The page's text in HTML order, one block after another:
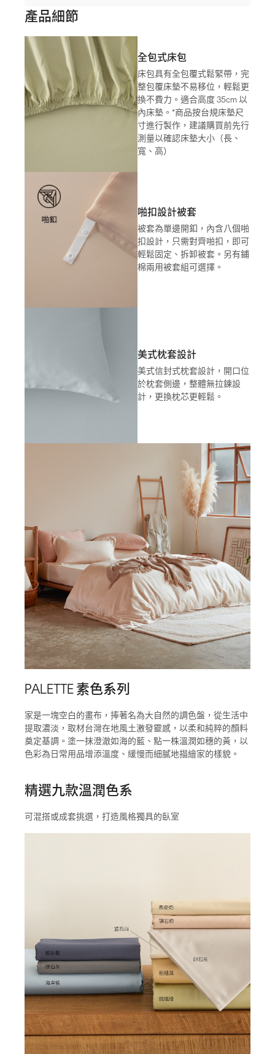
產品細節
全包式床包
床包具有全包覆式鬆緊帶，完
整包覆床墊不易移位，輕鬆更
換不費力。適合高度 35cm 以
內床墊。*商品按台規床墊尺
寸進行製作，建議購買前先行
測量以確認床墊大小（長、
寬、高）
啪扣設計被套
被套為單邊開釦，內含八個啪
扣設計，只需對齊啪扣，即可
輕鬆固定、拆卸被套。另有鋪
棉兩用被套組可選擇。
美式枕套設計
美式信封式枕套設計，開口位
於枕套側邊，整體無拉鍊設
計，更換枕芯更輕鬆。
PALETTE 素色系列
家是一塊空白的畫布，捧著名為大自然的調色盤，從生活中
提取濃淡，取材台灣在地風土激發靈感，以柔和純粹的顏料
奠定基調。塗一抹澄澈如海的藍、點一株溫潤如穗的黃，以
色彩為日常用品增添溫度、緩慢而細膩地描繪家的樣貌。
精選九款溫潤色系
可混搭或成套挑選，打造風格獨具的臥室